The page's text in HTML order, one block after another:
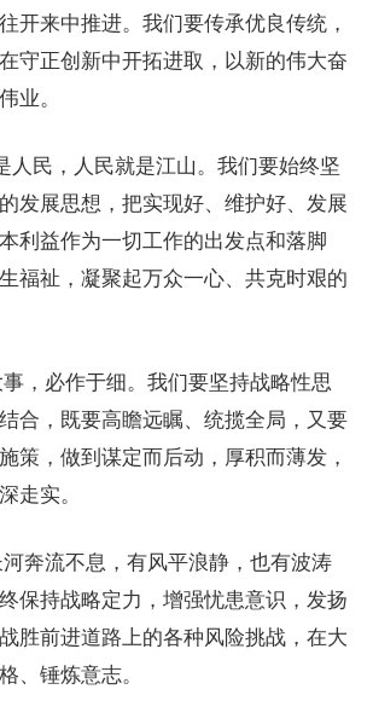
开来中推进。我们要传承优良传统，
守正创新中开拓进取，以新的伟大奋
业。
民，人民就是江山。我们要始终坚
发展思想，把实现好、维护好、发展
利益作为一切工作的出发点和落脚
福祉，凝聚起万众一心、共克时艰的
，必作于细。我们要坚持战略性思
合，既要高瞻远瞩、统揽全局，又要
策，做到谋定而后动，厚积而薄发，
走实。
奔流不息，有风平浪静，也有波涛
保持战略定力，增强忧患意识，发扬
胜前进道路上的各种风险挑战，在大
、锤炼意志。